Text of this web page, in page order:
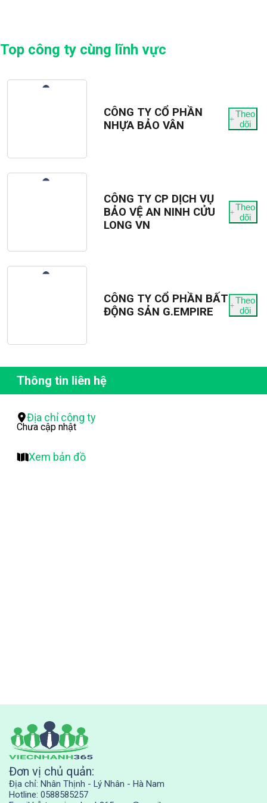
Top công ty cùng lĩnh vực
CÔNG TY CỔ PHẦN
NHỰA BẢO VÂN
Theo
dõi
CÔNG TY CP DỊCH VỤ
BẢO VỆ AN NINH CỬU
LONG VN
Theo
dõi
CÔNG TY CỔ PHẦN BẤT
ĐỘNG SẢN G.EMPIRE
Theo
dõi
Thông tin liên hệ
Địa chỉ công ty
Chưa cập nhật
Xem bản đồ
Đơn vị chủ quản:
Địa chỉ: Nhân Thịnh - Lý Nhân - Hà Nam
Hotline: 0588585257